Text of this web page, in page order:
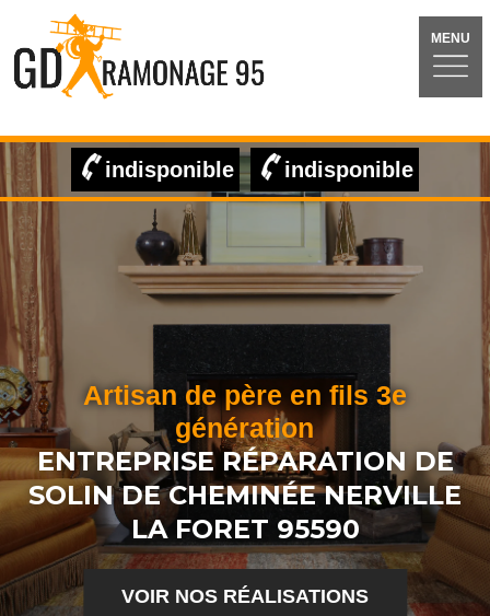
MENU
indisponible indisponible
Artisan de père en fils 3e
génération
ENTREPRISE RÉPARATION DE
SOLIN DE CHEMINÉE NERVILLE
LA FORET 95590
VOIR NOS RÉALISATIONS